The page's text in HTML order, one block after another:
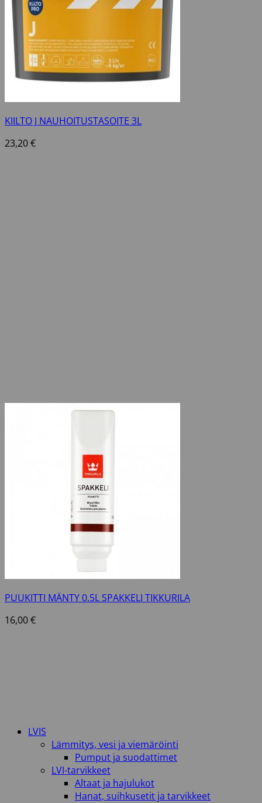
KIILTO J NAUHOITUSTASOITE 3L
23,20€
PUUKITTI MÄNTY 0.5L SPAKKELI TIKKURILA
16,00€
LVIS
Lämmitys, vesi ja viemäröinti
Pumput ja suodattimet
LVI-tarvikkeet
Altaat ja hajulukot
Hanat, suihkusetit ja tarvikkeet